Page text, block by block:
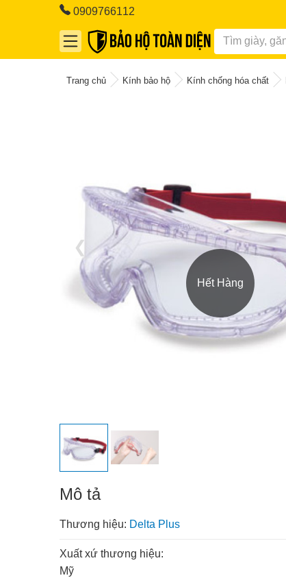
0909766112
Trang chủ Kính bảo hộ Kính chống hóa chất
❮
Hết Hàng
Mô tả
Thương hiệu: Delta Plus
Xuất xứ thương hiệu:
Mỹ